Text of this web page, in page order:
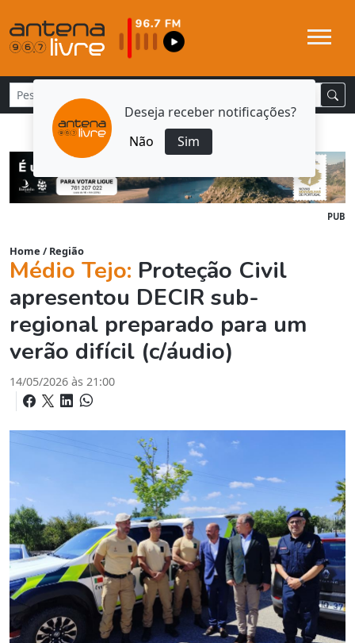
Deseja receber notificações?
Não
Sim
PUB
Home / Região
Médio Tejo: Proteção Civil
apresentou DECIR sub-
regional preparado para um
verão difícil (c/áudio)
14/05/2026 às 21:00